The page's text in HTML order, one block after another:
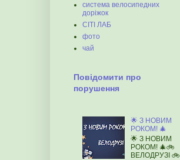
система велосипедних
доріжок
СІТІ ЛАБ
фото
чай
Повідомити про
порушення
🌟 З НОВИМ
РОКОМ! 🎄
🌟 З НОВИМ
РОКОМ! 🎄🚲
ВЕЛОДРУЗІ 🚲